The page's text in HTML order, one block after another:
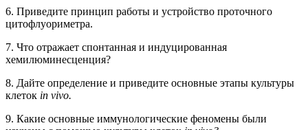
6. Приведите принцип работы и устройство проточного
цитофлуориметра.
7. Что отражает спонтанная и индуцированная
хемилюминесценция?
8. Дайте определение и приведите основные этапы культуры
клеток in vivo.
9. Какие основные иммунологические феномены были